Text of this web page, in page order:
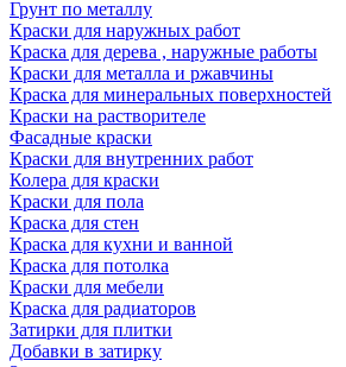
Грунт по металлу
Краски для наружных работ
Краска для дерева , наружные работы
Краски для металла и ржавчины
Краска для минеральных поверхностей
Краски на растворителе
Фасадные краски
Краски для внутренних работ
Колера для краски
Краски для пола
Краска для стен
Краска для кухни и ванной
Краска для потолка
Краски для мебели
Краска для радиаторов
Затирки для плитки
Добавки в затирку